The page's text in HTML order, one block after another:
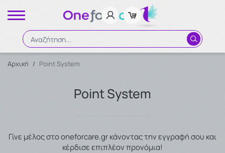
Αναζήτηση...
Αρχική / Point System
Point System
Γίνε μέλος στο oneforcare.gr κάνοντας την εγγραφή σου και
κέρδισε επιπλέον προνόμια!